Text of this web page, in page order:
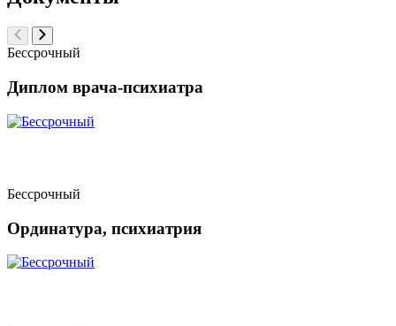
Бессрочный
Диплом врача-психиатра
Бессрочный
Ординатура, психиатрия